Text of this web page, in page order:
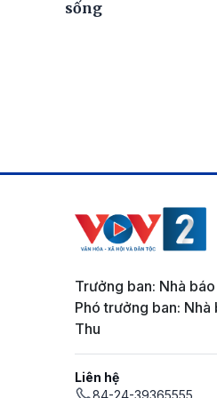
sống
Trưởng ban: Nhà
Phó trưởng ban: Nhà
Thu
Liên hệ
84-24-39365555